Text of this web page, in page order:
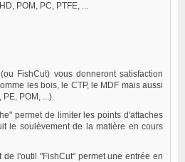
POM, PC, PTFE, ...
FishCut) vous donneront satisfaction
les bois, le CTP, le MDF mais aussi
POM, ...).
permet de limiter les points d'attaches
le soulèvement de la matière en cours
de l'outil "FishCut" permet une entrée en